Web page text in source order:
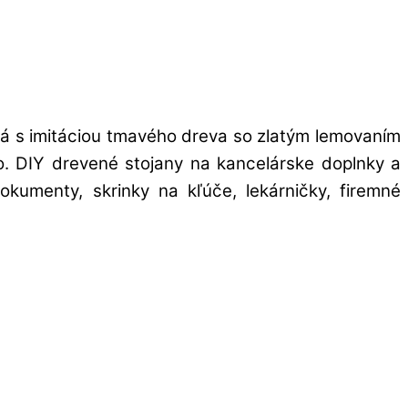
imitáciou tmavého dreva so zlatým lemovaním
drevené stojany na kancelárske doplnky a
skrinky na kľúče, lekárničky, firemné